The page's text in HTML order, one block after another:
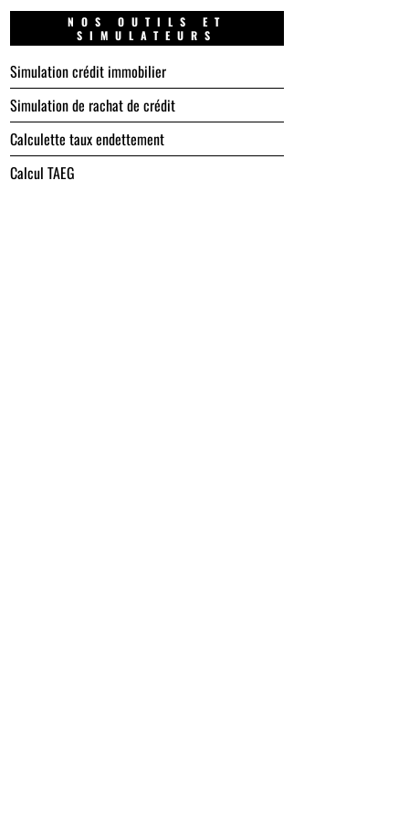
NOS OUTILS ET
SIMULATEURS
Simulation crédit immobilier
Simulation de rachat de crédit
Calculette taux endettement
Calcul TAEG